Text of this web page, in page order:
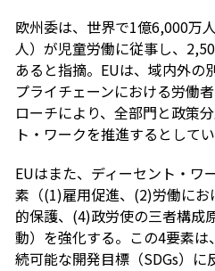
欧州委は、世界で1億6,000万
人）が児童労働に従事し、
あると指摘。EUは、域内外の
プライチェーンにおける労働
ローチにより、全部門と政策
ト・ワークを推進するとしてい
EUはまた、ディーセント・ワ
素（(1)雇用促進、(2)労働に
的保護、(4)政労使の三者構成
動）を強化する。この4要素
続可能な開発目標（SDGs）に